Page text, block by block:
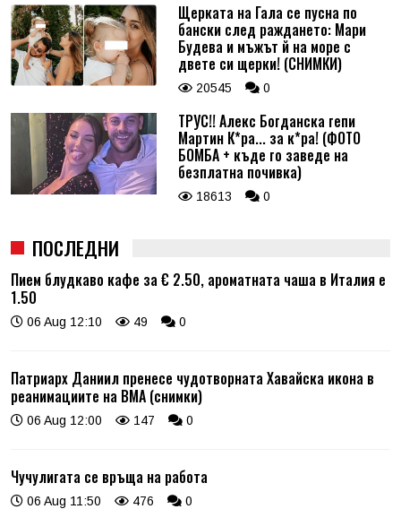
Щерката на Гала се пусна по
бански след раждането: Мари
Будева и мъжът й на море с
двете си щерки! (СНИМКИ)
20545 0
ТРУС!! Алекс Богданска гепи
Мартин К*ра... за к*ра! (ФОТО
БОМБА + къде го заведе на
безплатна почивка)
18613 0
ПОСЛЕДНИ
Пием блудкаво кафе за € 2.50, ароматната чаша в Италия е
1.50
06 Aug 12:10 49 0
Патриарх Даниил пренесе чудотворната Хавайска икона в
реанимациите на ВМА (снимки)
06 Aug 12:00 147 0
Чучулигата се връща на работа
06 Aug 11:50 476 0